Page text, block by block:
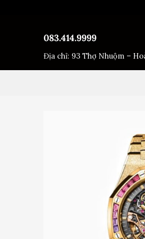
083.414.9999
Địa chỉ: 93 Thợ Nhuộm –